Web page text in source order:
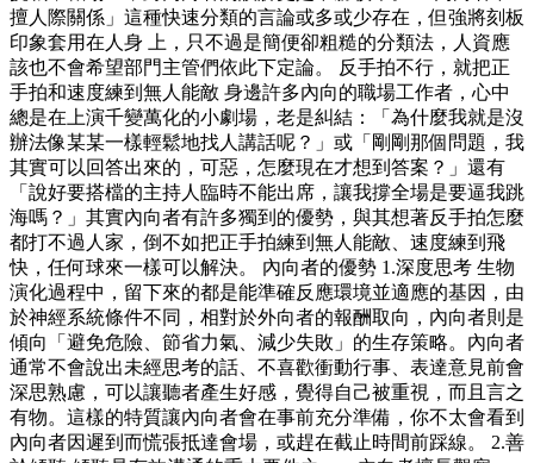
擅人際關係」這種快速分類的言論或多或少存在，但強將刻板
印象套用在人身 上，只不過是簡便卻粗糙的分類法，人資應
該也不會希望部門主管們依此下定論。 反手拍不行，就把正
手拍和速度練到無人能敵 身邊許多內向的職場工作者，心中
總是在上演千變萬化的小劇場，老是糾結：「為什麼我就是沒
辦法像某某一樣輕鬆地找人講話呢？」或「剛剛那個問題，我
其實可以回答出來的，可惡，怎麼現在才想到答案？」還有
「說好要搭檔的主持人臨時不能出席，讓我撐全場是要逼我跳
海嗎？」其實內向者有許多獨到的優勢，與其想著反手拍怎麼
都打不過人家，倒不如把正手拍練到無人能敵、速度練到飛
快，任何球來一樣可以解決。 內向者的優勢 1.深度思考 生物
演化過程中，留下來的都是能準確反應環境並適應的基因，由
於神經系統條件不同，相對於外向者的報酬取向，內向者則是
傾向「避免危險、節省力氣、減少失敗」的生存策略。內向者
通常不會說出未經思考的話、不喜歡衝動行事、表達意見前會
深思熟慮，可以讓聽者產生好感，覺得自己被重視，而且言之
有物。這樣的特質讓內向者會在事前充分準備，你不太會看到
內向者因遲到而慌張抵達會場，或趕在截止時間前踩線。 2.善